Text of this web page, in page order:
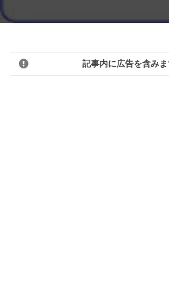
記事内に広告を含み